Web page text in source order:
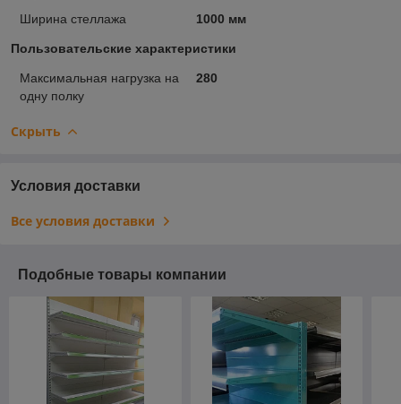
Ширина стеллажа
1000 мм
Пользовательские характеристики
Максимальная нагрузка на
одну полку
280
Скрыть
Условия доставки
Все условия доставки
Подобные товары компании